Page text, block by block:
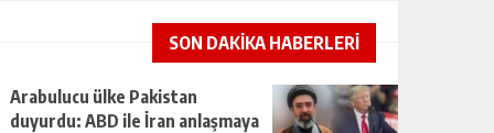
SON DAKİKA HABERLERİ
Arabulucu ülke Pakistan
duyurdu: ABD ile İran anlaşmaya